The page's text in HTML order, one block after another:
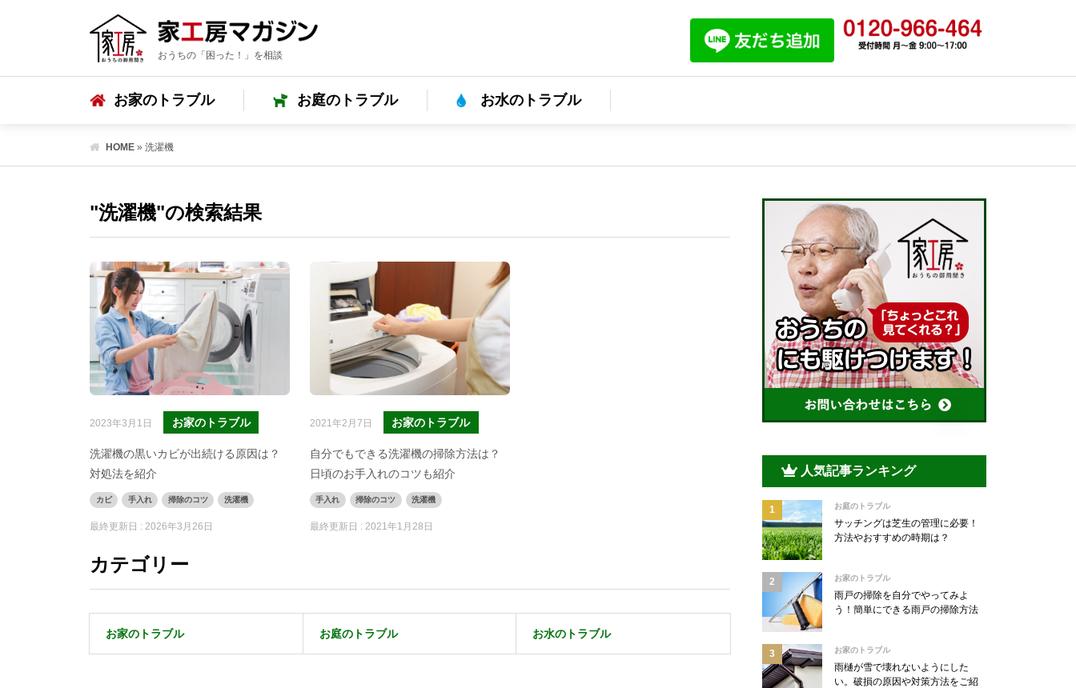
おうちの「困った！」を相談
お家のトラブル お庭のトラブル お水のトラブル
HOME » 洗濯機
"洗濯機"の検索結果
2023年3月1日 お家のトラブル
洗濯機の黒いカビが出続ける原因は？
対処法を紹介
カビ 手入れ 掃除のコツ 洗濯機
最終更新日 : 2026年3月26日
2021年2月7日 お家のトラブル
自分でもできる洗濯機の掃除方法は？
日頃のお手入れのコツも紹介
手入れ 掃除のコツ 洗濯機
最終更新日 : 2021年1月28日
カテゴリー
お家のトラブル お庭のトラブル お水のトラブル
人気記事ランキング
お庭のトラブル
サッチングは芝生の管理に必要！
方法やおすすめの時期は？
お家のトラブル
雨戸の掃除を自分でやってみよ
う！簡単にできる雨戸の掃除方法
お家のトラブル
雨樋が雪で壊れないようにした
い。破損の原因や対策方法をご紹